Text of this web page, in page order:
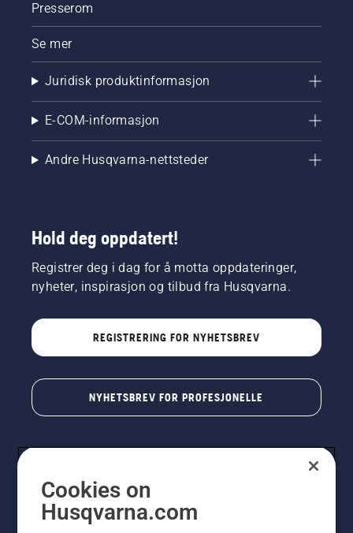
Presserom
Se mer
Juridisk produktinformasjon
E-COM-informasjon
Andre Husqvarna-nettsteder
Hold deg oppdatert!
Registrer deg i dag for å motta oppdateringer,
nyheter, inspirasjon og tilbud fra Husqvarna.
REGISTRERING FOR NYHETSBREV
NYHETSBREV FOR PROFESJONELLE
Cookies on
Husqvarna.com